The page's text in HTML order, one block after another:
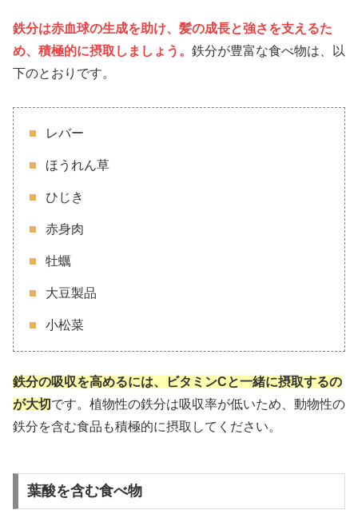
鉄分は赤血球の生成を助け、髪の成長と強さを支えるた
め、積極的に摂取しましょう。 鉄分が豊富な食べ物は、以
下のとおりです。
レバー
ほうれん草
ひじき
赤身肉
牡蠣
大豆製品
小松菜
鉄分の吸収を高めるには、ビタミンCと一緒に摂取するの
が大切 です。植物性の鉄分は吸収率が低いため、動物性の
鉄分を含む食品も積極的に摂取してください。
葉酸を含む食べ物